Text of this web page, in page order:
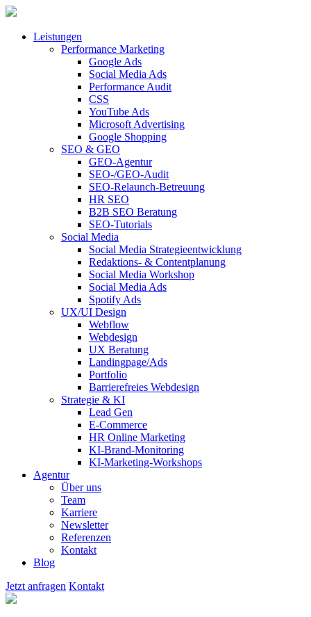
Leistungen
Performance Marketing
Google Ads
Social Media Ads
Performance Audit
CSS
YouTube Ads
Microsoft Advertising
Google Shopping
SEO & GEO
GEO-Agentur
SEO-/GEO-Audit
SEO-Relaunch-Betreuung
HR SEO
B2B SEO Beratung
SEO-Tutorials
Social Media
Social Media Strategieentwicklung
Redaktions- & Contentplanung
Social Media Workshop
Social Media Ads
Spotify Ads
UX/UI Design
Webflow
Webdesign
UX Beratung
Landingpage/Ads
Portfolio
Barrierefreies Webdesign
Strategie & KI
Lead Gen
E-Commerce
HR Online Marketing
KI-Brand-Monitoring
KI-Marketing-Workshops
Agentur
Über uns
Team
Karriere
Newsletter
Referenzen
Kontakt
Blog
Jetzt anfragen Kontakt